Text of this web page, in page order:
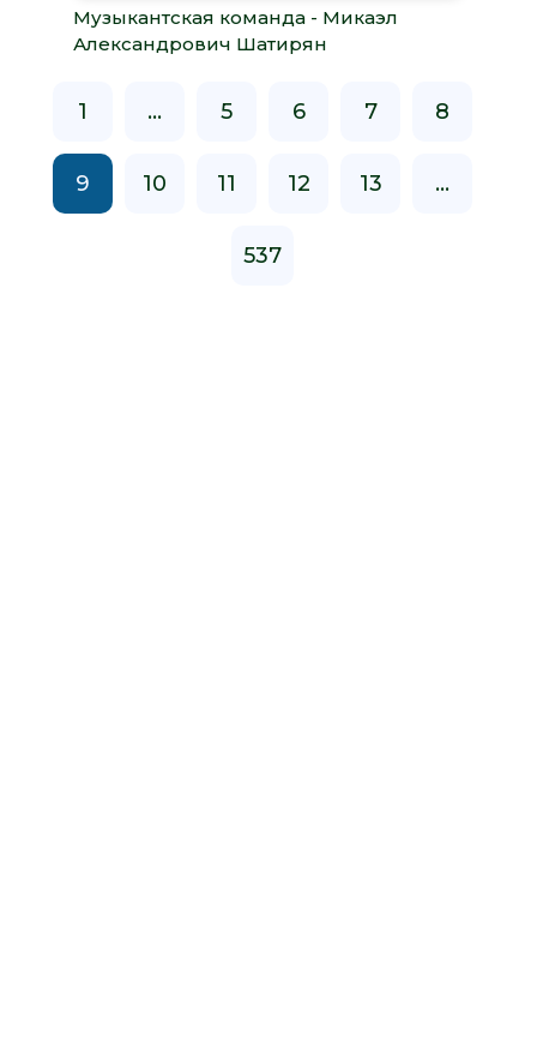
Музыкантская команда - Микаэл
Александрович Шатирян
1 ... 5 6 7 8
9 10 11 12 13 ...
537